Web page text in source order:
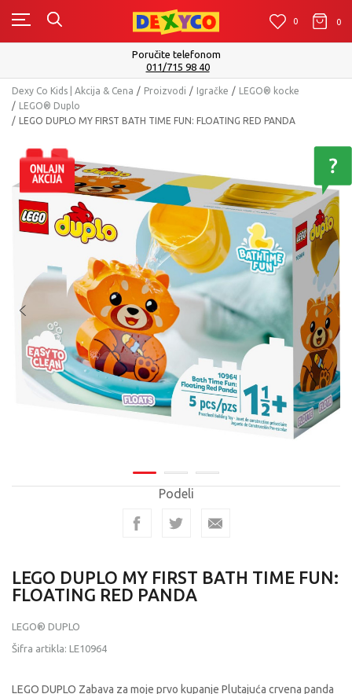
0 0 0
Poručite telefonom
011/715 98 40
Dexy Co Kids | Akcija & Cena Proizvodi Igračke
LEGO® kocke
LEGO® Duplo
LEGO DUPLO MY FIRST BATH TIME FUN: FLOATING RED PANDA
Podeli
LEGO DUPLO MY FIRST BATH TIME FUN:
FLOATING RED PANDA
LEGO® DUPLO
Šifra artikla: LE10964
LEGO DUPLO Zabava za moje prvo kupanje Plutajuća crvena panda